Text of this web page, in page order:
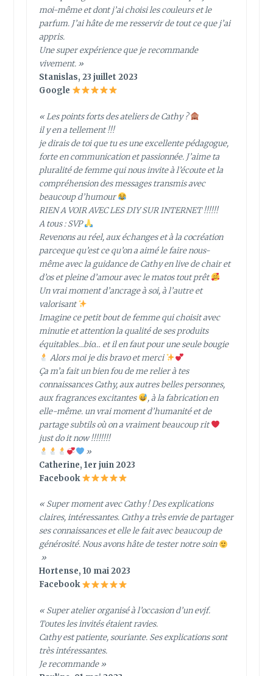
moi-même et dont j’ai choisi les couleurs et le
parfum. J’ai hâte de me resservir de tout ce que j’ai
appris.
Une super expérience que je recommande
vivement. »
Stanislas, 23 juillet 2023
Google
« Les points forts des ateliers de Cathy ?
il y en a tellement !!!
je dirais de toi que tu es une excellente pédagogue,
forte en communication et passionnée. J’aime ta
pluralité de femme qui nous invite à l’écoute et la
compréhension des messages transmis avec
beaucoup d’humour
RIEN A VOIR AVEC LES DIY SUR INTERNET !!!!!!
A tous : SVP
Revenons au réel, aux échanges et à la cocréation
parceque qu’est ce qu’on a aimé le faire nous-
même avec la guidance de Cathy en live de chair et
d’os et pleine d’amour avec le matos tout prêt
Un vrai moment d’ancrage à soi, à l’autre et
valorisant
Imagine ce petit bout de femme qui choisit avec
minutie et attention la qualité de ses produits
équitables…bio… et il en faut pour une seule bougie
Alors moi je dis bravo et merci
Ça m’a fait un bien fou de me relier à tes
connaissances Cathy, aux autres belles personnes,
aux fragrances excitantes
, à la fabrication en
elle-même. un vrai moment d’humanité et de
partage subtils où on a vraiment beaucoup rit
just do it now !!!!!!!!
»
Catherine, 1er juin 2023
Facebook
« Super moment avec Cathy ! Des explications
claires, intéressantes. Cathy a très envie de partager
ses connaissances et elle le fait avec beaucoup de
générosité. Nous avons hâte de tester notre soin
»
Hortense, 10 mai 2023
Facebook
« Super atelier organisé à l’occasion d’un evjf.
Toutes les invités étaient ravies.
Cathy est patiente, souriante. Ses explications sont
très intéressantes.
Je recommande »